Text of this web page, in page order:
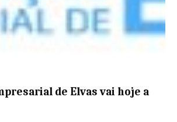
de Elvas vai hoje a